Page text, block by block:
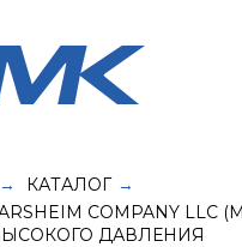
→ КАТАЛОГ →
COMPANY LLC
ДАВЛЕНИЯ